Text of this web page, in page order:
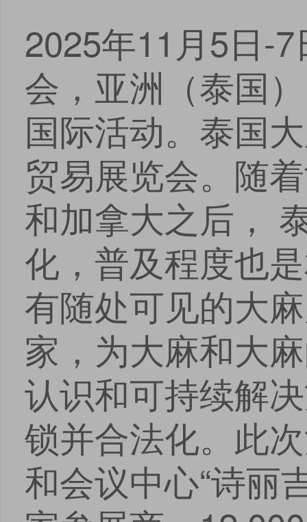
2025年11月5日-
会，亚洲（泰国
国际活动。泰国
贸易展览会。随
和加拿大之后，
化，普及程度也
有随处可见的大
家，为大麻和大
认识和可持续解
锁并合法化。此
和会议中心“诗丽